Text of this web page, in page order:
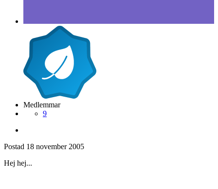
Medlemmar
9
Postad 18 november 2005
Hej hej...